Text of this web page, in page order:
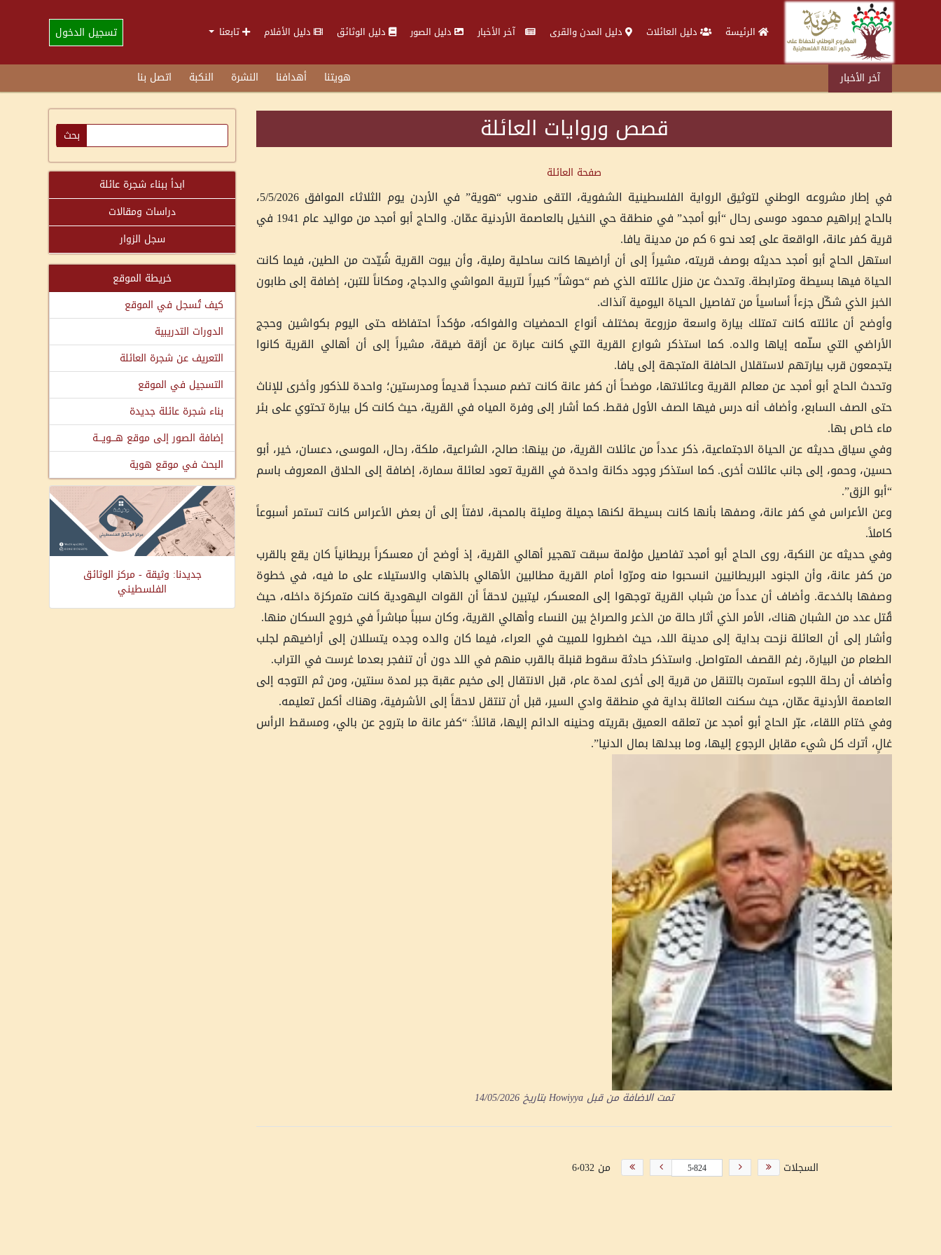
الرئيسة دليل العائلات دليل المدن والقرى آخر الأخبار دليل الصور دليل الوثائق دليل الأفلام تابعنا تسجيل الدخول
آخر الأخبار هويتنا أهدافنا النشرة النكبة اتصل بنا
قصص وروايات العائلة
صفحة العائلة
في إطار مشروعه الوطني لتوثيق الرواية الفلسطينية الشفوية، التقى مندوب “هوية” في الأردن يوم الثلاثاء الموافق 5/5/2026،
بالحاج إبراهيم محمود موسى رحال “أبو أمجد” في منطقة حي النخيل بالعاصمة الأردنية عمّان. والحاج أبو أمجد من مواليد عام 1941 في
قرية كفر عانة، الواقعة على بُعد نحو 6 كم من مدينة يافا.
استهل الحاج أبو أمجد حديثه بوصف قريته، مشيراً إلى أن أراضيها كانت ساحلية رملية، وأن بيوت القرية شُيّدت من الطين، فيما كانت
الحياة فيها بسيطة ومترابطة. وتحدث عن منزل عائلته الذي ضم “حوشاً” كبيراً لتربية المواشي والدجاج، ومكاناً للتبن، إضافة إلى طابون
الخبز الذي شكّل جزءاً أساسياً من تفاصيل الحياة اليومية آنذاك.
وأوضح أن عائلته كانت تمتلك بيارة واسعة مزروعة بمختلف أنواع الحمضيات والفواكه، مؤكداً احتفاظه حتى اليوم بكواشين وحجج
الأراضي التي سلّمه إياها والده. كما استذكر شوارع القرية التي كانت عبارة عن أزقة ضيقة، مشيراً إلى أن أهالي القرية كانوا
يتجمعون قرب بيارتهم لاستقلال الحافلة المتجهة إلى يافا.
وتحدث الحاج أبو أمجد عن معالم القرية وعائلاتها، موضحاً أن كفر عانة كانت تضم مسجداً قديماً ومدرستين؛ واحدة للذكور وأخرى للإناث
حتى الصف السابع، وأضاف أنه درس فيها الصف الأول فقط. كما أشار إلى وفرة المياه في القرية، حيث كانت كل بيارة تحتوي على بئر
ماء خاص بها.
وفي سياق حديثه عن الحياة الاجتماعية، ذكر عدداً من عائلات القرية، من بينها: صالح، الشراعية، ملكة، رحال، الموسى، دعسان، خير، أبو
حسين، وحمو، إلى جانب عائلات أخرى. كما استذكر وجود دكانة واحدة في القرية تعود لعائلة سمارة، إضافة إلى الحلاق المعروف باسم
“أبو الزق”.
وعن الأعراس في كفر عانة، وصفها بأنها كانت بسيطة لكنها جميلة ومليئة بالمحبة، لافتاً إلى أن بعض الأعراس كانت تستمر أسبوعاً
كاملاً.
وفي حديثه عن النكبة، روى الحاج أبو أمجد تفاصيل مؤلمة سبقت تهجير أهالي القرية، إذ أوضح أن معسكراً بريطانياً كان يقع بالقرب
من كفر عانة، وأن الجنود البريطانيين انسحبوا منه ومرّوا أمام القرية مطالبين الأهالي بالذهاب والاستيلاء على ما فيه، في خطوة
وصفها بالخدعة. وأضاف أن عدداً من شباب القرية توجهوا إلى المعسكر، ليتبين لاحقاً أن القوات اليهودية كانت متمركزة داخله، حيث
قُتل عدد من الشبان هناك، الأمر الذي أثار حالة من الذعر والصراخ بين النساء وأهالي القرية، وكان سبباً مباشراً في خروج السكان منها.
وأشار إلى أن العائلة نزحت بداية إلى مدينة اللد، حيث اضطروا للمبيت في العراء، فيما كان والده وجده يتسللان إلى أراضيهم لجلب
الطعام من البيارة، رغم القصف المتواصل. واستذكر حادثة سقوط قنبلة بالقرب منهم في اللد دون أن تنفجر بعدما غرست في التراب.
وأضاف أن رحلة اللجوء استمرت بالتنقل من قرية إلى أخرى لمدة عام، قبل الانتقال إلى مخيم عقبة جبر لمدة سنتين، ومن ثم التوجه إلى
العاصمة الأردنية عمّان، حيث سكنت العائلة بداية في منطقة وادي السير، قبل أن تنتقل لاحقاً إلى الأشرفية، وهناك أكمل تعليمه.
وفي ختام اللقاء، عبّر الحاج أبو أمجد عن تعلقه العميق بقريته وحنينه الدائم إليها، قائلاً: “كفر عانة ما بتروح عن بالي، ومسقط الرأس
غالٍ، أترك كل شيء مقابل الرجوع إليها، وما ببدلها بمال الدنيا”.
تمت الاضافة من قبلHowiyyaبتاريخ14/05/2026
السجلات من 6٬032
ابدأ ببناء شجرة عائلة
دراسات ومقالات
سجل الزوار
خريطة الموقع
كيف تُسجل في الموقع
الدورات التدريبية
التعريف عن شجرة العائلة
التسجيل في الموقع
بناء شجرة عائلة جديدة
إضافة الصور إلى موقع هـــويـــة
البحث في موقع هوية
جديدنا: وثيقة - مركز الوثائق
الفلسطيني